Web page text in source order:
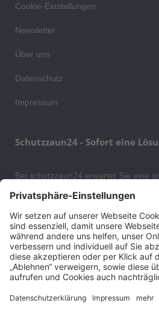
Cookie-Einstellungen
Newsletter
Über uns
Datenschutz
Impressum
Schutzzaun24 - Sofort eine
Bei schutzzaun24 erwartet Sie eine
Schutzgittern, Schutzeinrichtungen,
auch Ihr Wohngebäude optimal
können. An unserem Versandlager
Sortiment von Lagerartikeln, welche
versandbereit sind.
Cookie-Einstellungen Über